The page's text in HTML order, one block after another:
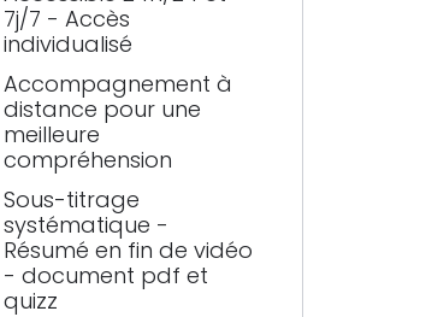
7j/7 - Accès
individualisé
Accompagnement à
distance pour une
meilleure
compréhension
Sous-titrage
systématique -
Résumé en fin de vidéo
- document pdf et
quizz